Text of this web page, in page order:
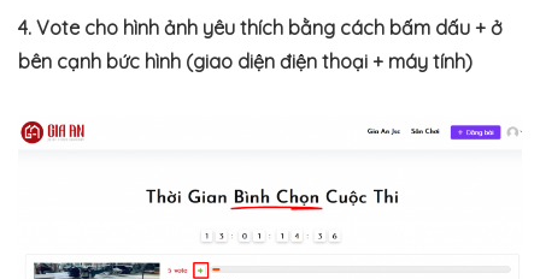
4. Vote cho hình ảnh yêu thích bằng cách bấm dấu + ở
bên cạnh bức hình (giao diện điện thoại + máy tính)